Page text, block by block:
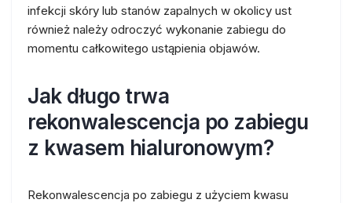
infekcji skóry lub stanów zapalnych w okolicy ust
również należy odroczyć wykonanie zabiegu do
momentu całkowitego ustąpienia objawów.
Jak długo trwa
rekonwalescencja po zabiegu
z kwasem hialuronowym?
Rekonwalescencja po zabiegu z użyciem kwasu